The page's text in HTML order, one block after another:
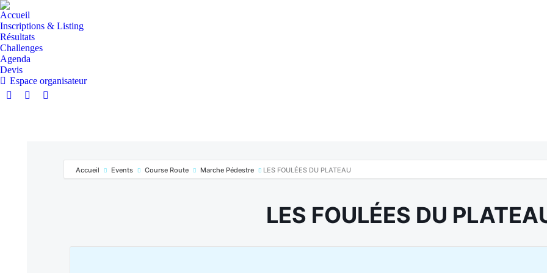
Accueil
Inscriptions & Listing
Résultats
Challenges
Agenda
Devis
Espace organisateur
Accueil Events Course Route Marche Pédestre LES FOULÉES DU PLATEAU
LES FOULÉES DU